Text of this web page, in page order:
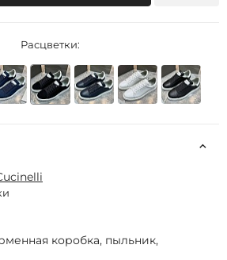
Расцветки:
коробка, пыльник,